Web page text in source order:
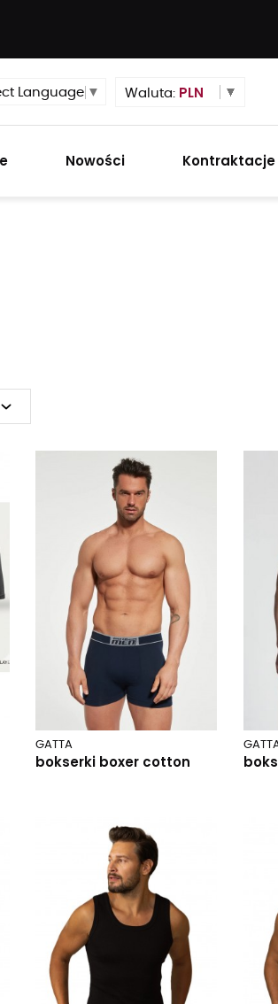
Language ▼ Waluta: PLN
Nowości Kontraktacje
GATTA
bokserki boxer cotton